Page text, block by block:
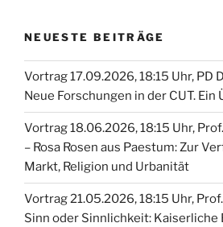
NEUESTE BEITRÄGE
Vortrag 17.09.2026, 18:15 Uhr, PD
Neue Forschungen in der CUT. Ein
Vortrag 18.06.2026, 18:15 Uhr,
– Rosa Rosen aus Paestum: Zur
Markt, Religion und Urbanität
Vortrag 21.05.2026, 18:15 Uhr,
Sinn oder Sinnlichkeit: Kaiserliche